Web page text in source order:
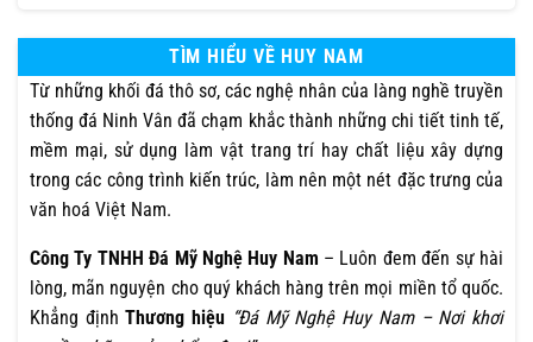
TÌM HIỂU VỀ HUY NAM
Từ những khối đá thô sơ, các nghệ nhân của làng nghề truyền
thống đá Ninh Vân đã chạm khắc thành những chi tiết tinh tế,
mềm mại, sử dụng làm vật trang trí hay chất liệu xây dựng
trong các công trình kiến trúc, làm nên một nét đặc trưng của
văn hoá Việt Nam.
Công Ty TNHH Đá Mỹ Nghệ Huy Nam – Luôn đem đến sự hài
lòng, mãn nguyện cho quý khách hàng trên mọi miền tổ quốc.
Khẳng địnhThương hiệu “Đá Mỹ Nghệ Huy Nam – Nơi khơi